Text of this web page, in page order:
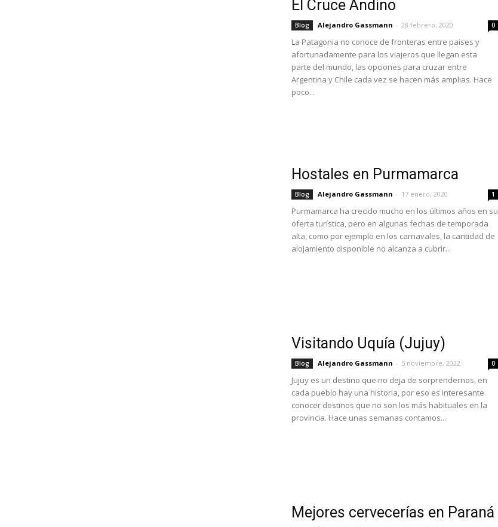
El Cruce Andino
Blog Alejandro Gassmann - 28 febrero, 2020 0
La Patagonia no conoce de fronteras entre paises y
afortunadamente para los viajeros que llegan esta
parte del mundo, las opciones para cruzar entre
Argentina y Chile cada vez se hacen más amplias. Hace
poco...
Hostales en Purmamarca
Blog Alejandro Gassmann - 17 enero, 2020 1
Purmamarca ha crecido mucho en los últimos años en su
oferta turística, pero en algunas fechas de temporada
alta, como por ejemplo en los carnavales, la cantidad de
alojamiento disponible no alcanza a cubrir...
Visitando Uquía (Jujuy)
Blog Alejandro Gassmann - 5 noviembre, 2022 0
Jujuy es un destino que no deja de sorprendernos, en
cada pueblo hay una historia, por eso es interesante
conocer destinos que no son los más habituales en la
provincia. Hace unas semanas contamos...
Mejores cervecerías en Paraná